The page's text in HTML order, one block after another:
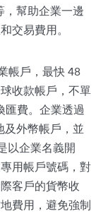
，幫助企業一邊
交易費用。
帳戶，最快 48
收款帳戶，不單
匯費。企業透過
及外幣帳戶，並
以企業名義開
用帳戶號碼，對
客戶的貨幣收
費用，避免強制